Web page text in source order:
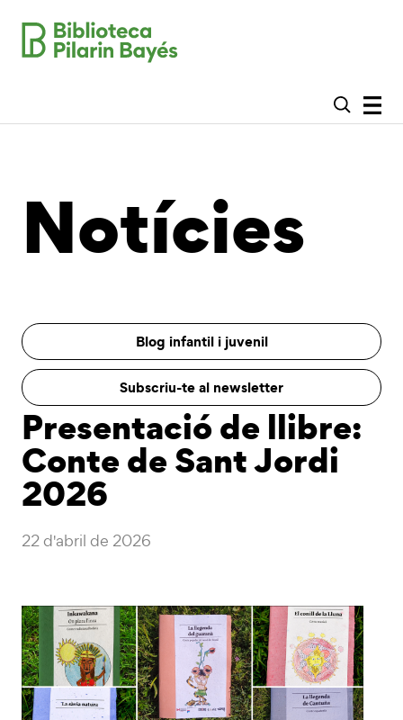
Notícies
Blog infantil i juvenil
Subscriu-te al newsletter
Presentació de llibre:
Conte de Sant Jordi
2026
22 d'abril de 2026